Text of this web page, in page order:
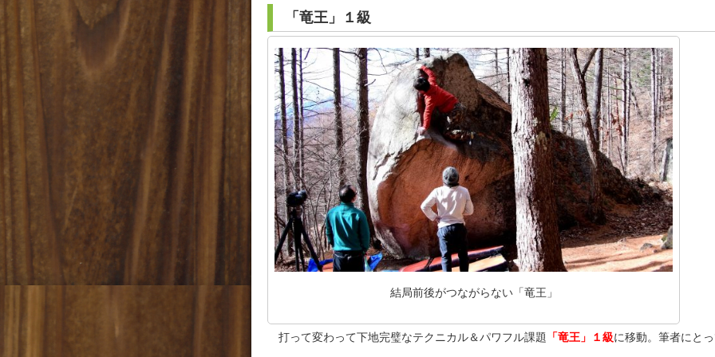
「竜王」１級
結局前後がつながらない「竜王」
打って変わって下地完璧なテクニカル＆パワフル課題 「竜王」１級に移動。筆者にと